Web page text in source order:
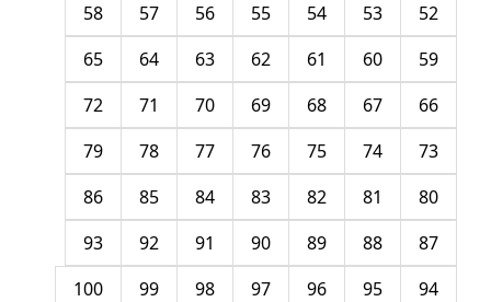
52
53
54
55
56
57
58
59
60
61
62
63
64
65
66
67
68
69
70
71
72
73
74
75
76
77
78
79
80
81
82
83
84
85
86
87
88
89
90
91
92
93
94
95
96
97
98
99
100